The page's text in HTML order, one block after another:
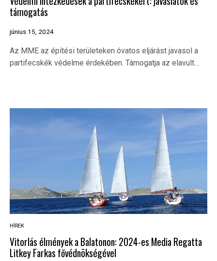
támogatás
június 15, 2024
Az MME az építési területeken óvatos eljárást javasol a
partifecskék védelme érdekében. Támogatja az elavult…
HÍREK
Vitorlás élmények a Balatonon: 2024-es Media Regatta
Litkey Farkas fővédnökségével